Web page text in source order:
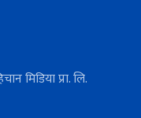
मिडिया प्रा. लि.